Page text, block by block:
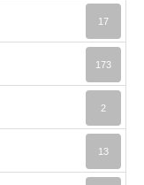
17
173
2
13